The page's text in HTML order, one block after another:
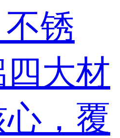
锈
大材
，覆